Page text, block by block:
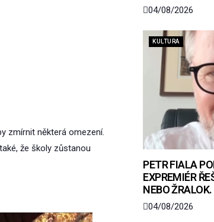
zmírnit některá omezení.
že školy zůstanou
04/08/2026
KULTURA
PETR FIALA
EXPREMIÉR
NEBO
04/08/2026